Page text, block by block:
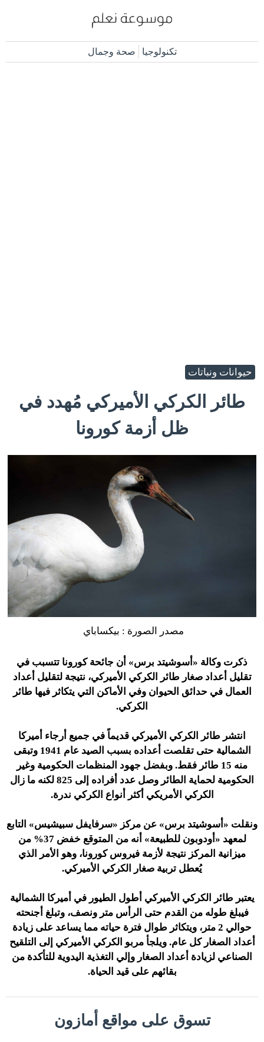
تكنولوجيا صحة وجمال
حيوانات ونباتات
طائر الكركي الأميركي مُهدد في
ظل أزمة كورونا
مصدر الصورة : بيكساباي
ذكرت وكالة «أسوشيتد برس» أن جائحة كورونا تتسبب في
تقليل أعداد صغار طائر الكركي الأميركي، نتيجة لتقليل أعداد
العمال في حدائق الحيوان وفي الأماكن التي يتكاثر فيها طائر
الكركي.
انتشر طائر الكركي الأميركي قديماً في جميع أرجاء أميركا
الشمالية حتى تقلصت أعداده بسبب الصيد عام 1941 وتبقى
منه 15 طائر فقط. وبفضل جهود المنظمات الحكومية وغير
الحكومية لحماية الطائر وصل عدد أفراده إلى 825 لكنه ما زال
الكركي الأمريكي أكثر أنواع الكركي ندرة.
ونقلت «أسوشيتد برس» عن مركز «سرفايفل سبيشيس» التابع
لمعهد «أودوبون للطبيعة» أنه من المتوقع خفض 37% من
ميزانية المركز نتيجة لأزمة فيروس كورونا، وهو الأمر الذي
يُعطل تربية صغار الكركي الأميركي.
يعتبر طائر الكركي الأميركي أطول الطيور في أميركا الشمالية
فيبلغ طوله من القدم حتى الرأس متر ونصف، وتبلغ أجنحته
حوالي 2 متر، ويتكاثر طوال فترة حياته مما يساعد على زيادة
أعداد الصغار كل عام. ويلجأ مربو الكركي الأميركي إلى التلقيح
الصناعي لزيادة أعداد الصغار وإلي التغذية اليدوية للتأكدة من
بقائهم على قيد الحياة.
تسوق على مواقع أمازون